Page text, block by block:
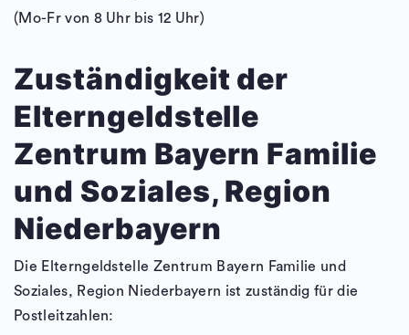
(Mo-Fr von 8 Uhr bis 12 Uhr)
Zuständigkeit der
Elterngeldstelle
Zentrum Bayern Familie
und Soziales, Region
Niederbayern
Die Elterngeldstelle Zentrum Bayern Familie und
Soziales, Region Niederbayern ist zuständig für die
Postleitzahlen: